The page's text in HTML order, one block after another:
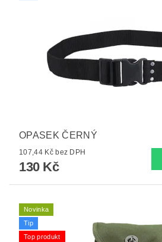
OPASEK ČERNÝ
107,44 Kč bez DPH
130 Kč
Novinka
Tip
Top produkt